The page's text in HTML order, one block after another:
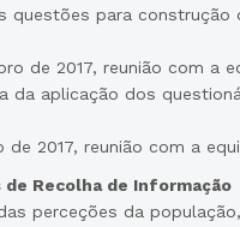
questões para construção
de 2017, reunião com a
da aplicação dos
de 2017, reunião com a
Recolha de Informação
perceções da